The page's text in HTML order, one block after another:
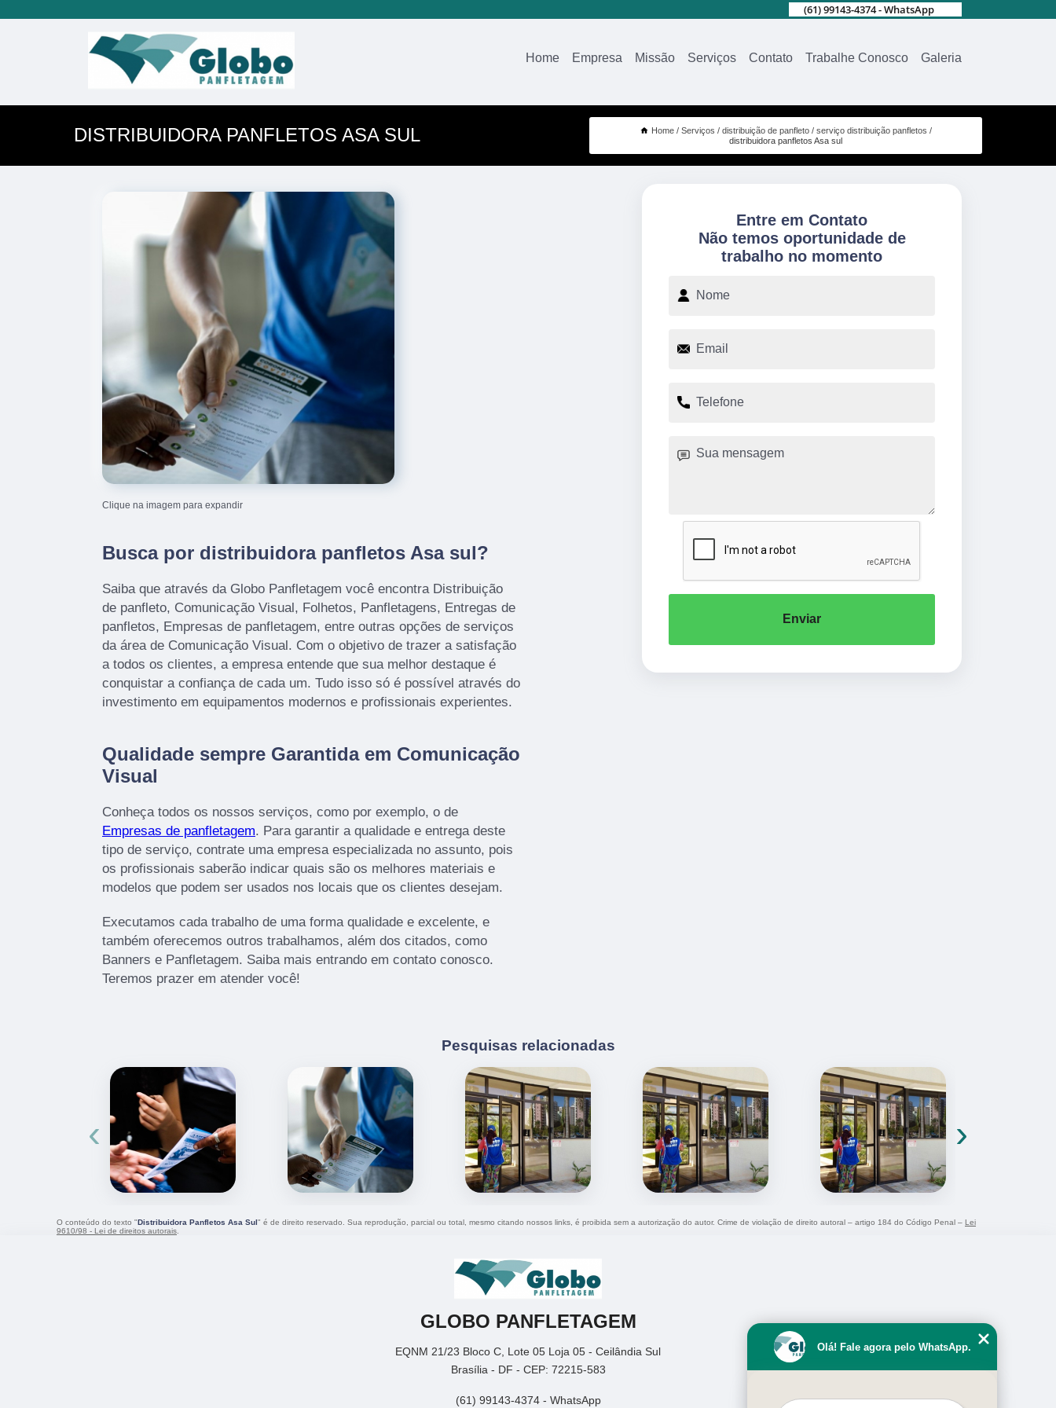
(61) 99143-4374 - WhatsApp
Home Empresa Missão Serviços Contato Trabalhe Conosco Galeria
DISTRIBUIDORA PANFLETOS ASA SUL Home Serviços distribuição de panfleto
serviço distribuição panfletos
distribuidora panfletos Asa sul
Clique na imagem para expandir
Busca por distribuidora panfletos Asa sul?
Saiba que através da Globo Panfletagem você encontra Distribuição
de panfleto, Comunicação Visual, Folhetos, Panfletagens, Entregas de
panfletos, Empresas de panfletagem, entre outras opções de serviços
da área de Comunicação Visual. Com o objetivo de trazer a satisfação
a todos os clientes, a empresa entende que sua melhor destaque é
conquistar a confiança de cada um. Tudo isso só é possível através do
investimento em equipamentos modernos e profissionais experientes.
Qualidade sempre Garantida em Comunicação
Visual
Conheça todos os nossos serviços, como por exemplo, o de
Empresas de panfletagem. Para garantir a qualidade e entrega deste
tipo de serviço, contrate uma empresa especializada no assunto, pois
os profissionais saberão indicar quais são os melhores materiais e
modelos que podem ser usados nos locais que os clientes desejam.
Executamos cada trabalho de uma forma qualidade e excelente, e
também oferecemos outros trabalhamos, além dos citados, como
Banners e Panfletagem. Saiba mais entrando em contato conosco.
Teremos prazer em atender você!
Entre em Contato
Não temos oportunidade de
trabalho no momento
Enviar
Pesquisas relacionadas
‹ ›
O conteúdo do texto "Distribuidora Panfletos Asa Sul" é de direito reservado. Sua reprodução, parcial ou total, mesmo citando nossos links, é proibida sem a autorização do autor. Crime de violação de direito autoral – artigo 184 do Código Penal – Lei
9610/98 - Lei de direitos autorais
GLOBO PANFLETAGEM
EQNM 21/23 Bloco C, Lote 05 Loja 05 - Ceilândia Sul
Brasília - DF - CEP: 72215-583
(61) 99143-4374 - WhatsApp
Olá! Fale agora pelo WhatsApp.